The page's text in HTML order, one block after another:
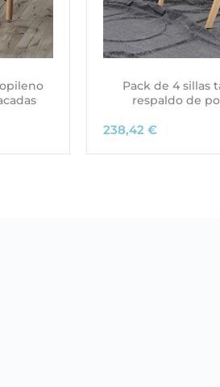
Pack de 4 sillas
respaldo de
238,42 €